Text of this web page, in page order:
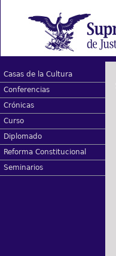
Casas de la Cultura
Conferencias
Crónicas
Curso
Diplomado
Reforma Constitucional
Seminarios